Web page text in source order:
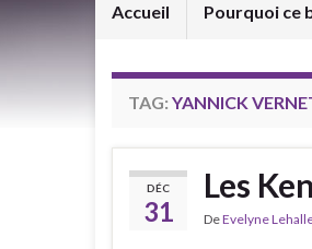
Accueil Pourquoi ce
TAG: YANNICK
DÉC
31
Les
DeEvelyne